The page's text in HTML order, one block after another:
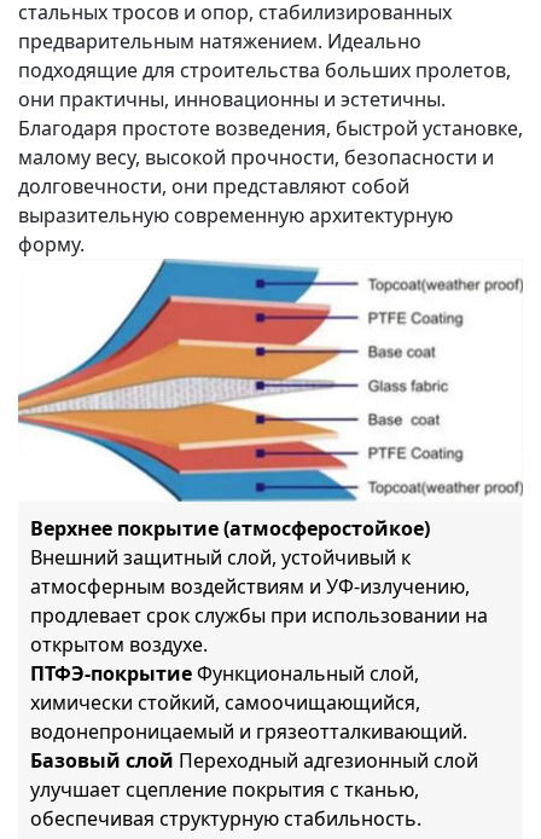
стальных тросов и опор, стабилизированных
предварительным натяжением. Идеально
подходящие для строительства больших пролетов,
они практичны, инновационны и эстетичны.
Благодаря простоте возведения, быстрой установке,
малому весу, высокой прочности, безопасности и
долговечности, они представляют собой
выразительную современную архитектурную
форму.
Верхнее покрытие (атмосферостойкое)
Внешний защитный слой, устойчивый к
атмосферным воздействиям и УФ-излучению,
продлевает срок службы при использовании на
открытом воздухе.
ПТФЭ-покрытиеФункциональный слой,
химически стойкий, самоочищающийся,
водонепроницаемый и грязеотталкивающий.
Базовый слой Переходный адгезионный слой
улучшает сцепление покрытия с тканью,
обеспечивая структурную стабильность.